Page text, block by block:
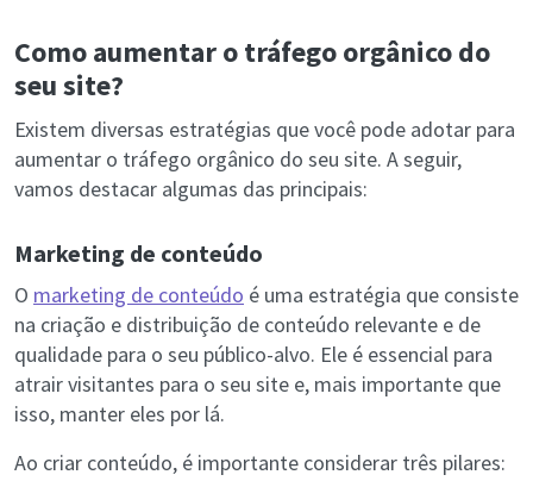
Como aumentar o tráfego orgânico do
seu site?
Existem diversas estratégias que você pode adotar para
aumentar o tráfego orgânico do seu site. A seguir,
vamos destacar algumas das principais:
Marketing de conteúdo
O marketing de conteúdo é uma estratégia que consiste
na criação e distribuição de conteúdo relevante e de
qualidade para o seu público-alvo. Ele é essencial para
atrair visitantes para o seu site e, mais importante que
isso, manter eles por lá.
Ao criar conteúdo, é importante considerar três pilares: